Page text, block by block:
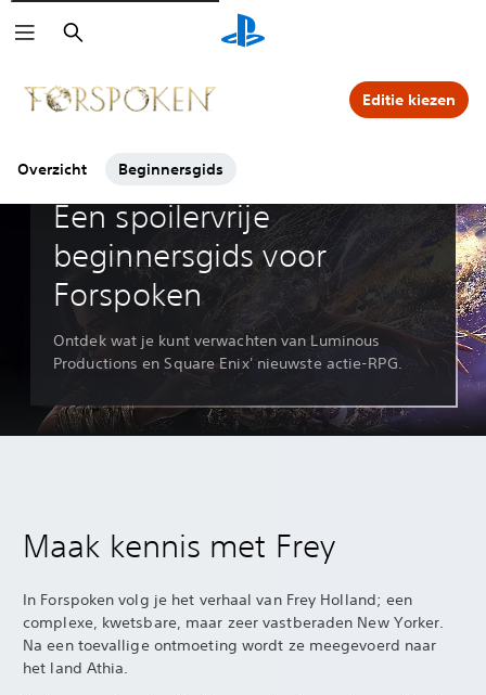
Zoeken
Overzicht Beginnersgids
Editie kiezen
Gidsen en artikelen
Een spoilervrije
beginnersgids voor
Forspoken
Ontdek wat je kunt verwachten van Luminous
Productions en Square Enix' nieuwste actie-RPG.
Maak kennis met Frey
In Forspoken volg je het verhaal van Frey Holland; een
complexe, kwetsbare, maar zeer vastberaden New Yorker.
Na een toevallige ontmoeting wordt ze meegevoerd naar
het land Athia.
Klik op de -symbolen voor meer info.